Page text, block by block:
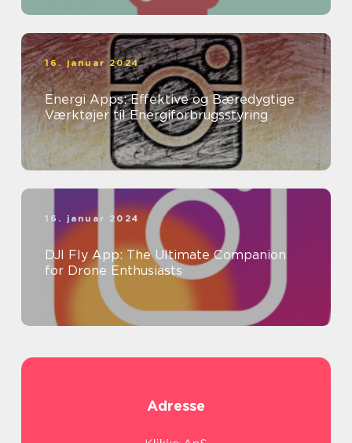
16. januar 2024
Energi Apps: Effektive og Bæredygtige
Værktøjer til Energiforbrugsstyring
16. januar 2024
DJI Fly App: The Ultimate Companion
for Drone Enthusiasts
Adresse